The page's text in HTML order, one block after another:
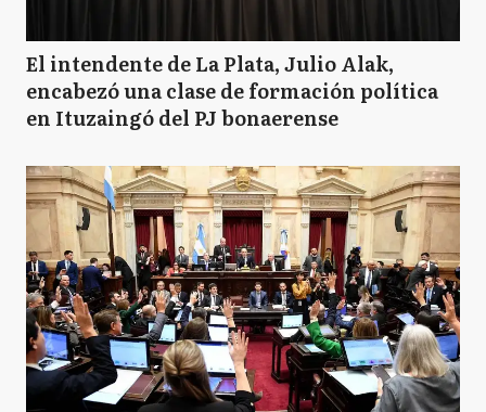
El intendente de La Plata, Julio Alak,
encabezó una clase de formación política
en Ituzaingó del PJ bonaerense